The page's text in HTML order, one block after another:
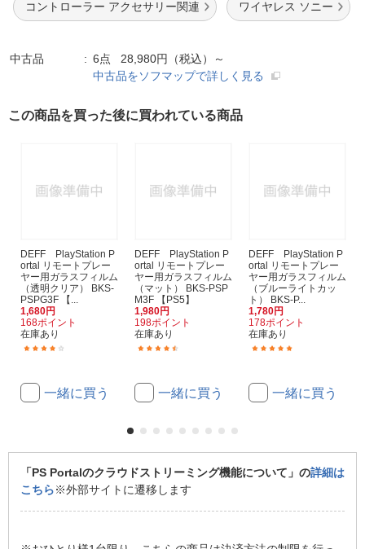
コントローラー アクセサリー関連 ワイヤレス ソニー
中古品
6点 28,980円（税込）～
中古品をソフマップで詳しく見る
この商品を買った後に買われている商品
DEFF PlayStation P
ortal リモートプレー
ヤー用ガラスフィルム
（透明クリア） BKS-
PSPG3F 【...
1,680円
168ポイント
在庫あり
一緒に買う
DEFF PlayStation P
ortal リモートプレー
ヤー用ガラスフィルム
（マット） BKS-PSP
M3F 【PS5】
1,980円
198ポイント
在庫あり
一緒に買う
DEFF PlayStation P
ortal リモートプレー
ヤー用ガラスフィルム
（ブルーライトカッ
ト） BKS-P...
1,780円
178ポイント
在庫あり
一緒に買う
「PS Portalのクラウドストリーミング機能について」の詳細は
こちら※外部サイトに遷移します